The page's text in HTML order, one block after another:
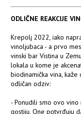
ODLIČNE REAKCIJE
Krepolj 2022, iako
vinoljubaca - a prvo
vinski bar Vistina u
lokala u kome je
biodinamička vina,
odličan odziv:
- Ponudili smo ovo vino
gostiju. One potvrđuju